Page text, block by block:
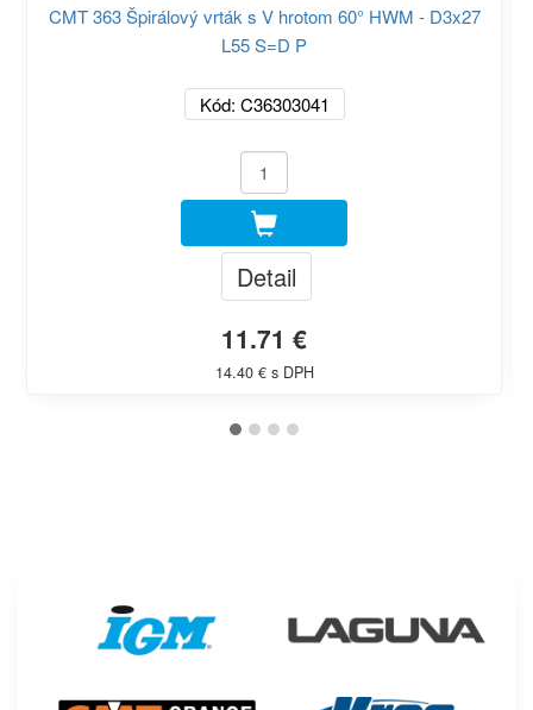
CMT 363 Špirálový vrták s V hrotom 60° HWM - D3x27
L55 S=D P
Kód: C36303041
Detail
11.71 €
14.40 € s DPH